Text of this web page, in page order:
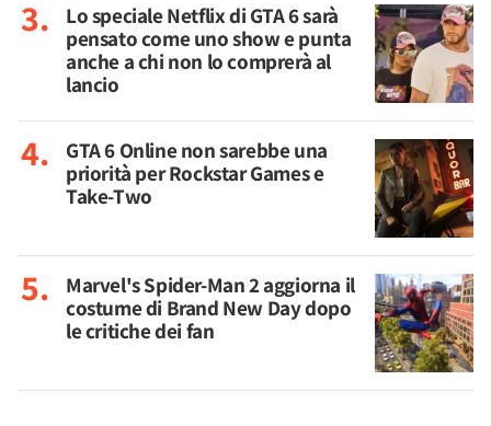
Lo speciale Netflix di GTA 6 sarà
pensato come uno show e punta
anche a chi non lo comprerà al
lancio
GTA 6 Online non sarebbe una
priorità per Rockstar Games e
Take-Two
Marvel's Spider-Man 2 aggiorna il
costume di Brand New Day dopo
le critiche dei fan